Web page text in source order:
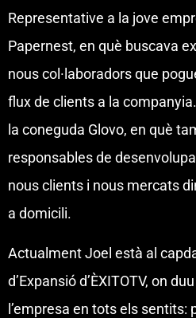
Representative a la jove
Papernest, en què buscava
nous col·laboradors que
flux de clients a la
la coneguda Glovo, en què
responsables de
nous clients i nous mercats
a domicili.
Actualment Joel està al
d’Expansió d’ÈXITOTV, on
l’empresa en tots els sentits: